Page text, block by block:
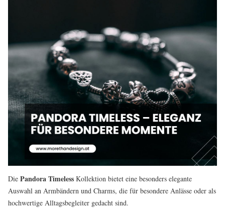
Die Pandora Timeless Kollektion bietet eine besonders elegante
Auswahl an Armbändern und Charms, die für besondere Anlässe oder als
hochwertige Alltagsbegleiter gedacht sind.